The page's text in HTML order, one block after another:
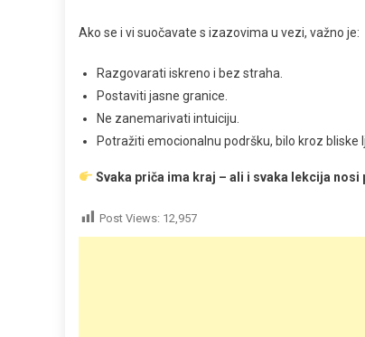
Ako se i vi suočavate s izazovima u vezi, važno je:
Razgovarati iskreno i bez straha.
Postaviti jasne granice.
Ne zanemarivati intuiciju.
Potražiti emocionalnu podršku, bilo kroz bliske
Svaka priča ima kraj – ali i svaka lekcija nosi
Post Views: 12,957